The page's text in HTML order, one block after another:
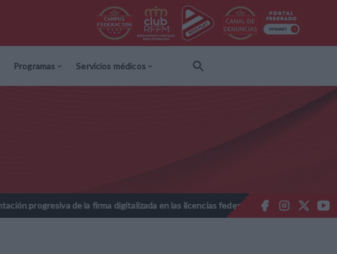
Programas Servicios médicos
de la firma digitalizada en las licencias federativas - Temporada 2026-2027